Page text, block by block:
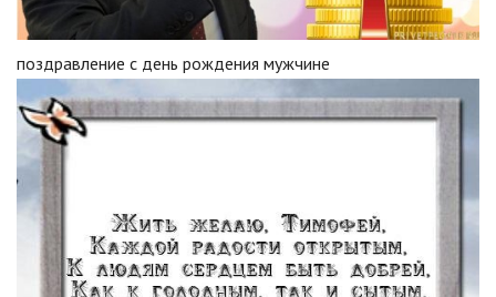
поздравление с день рождения мужчине